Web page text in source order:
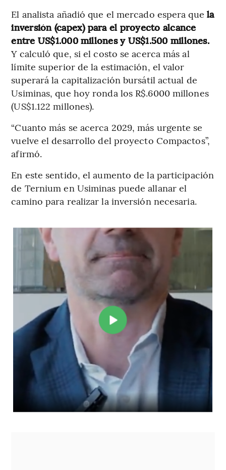
El analista añadió que el mercado espera que la
inversión (capex) para el proyecto alcance
entre US$1.000 millones y US$1.500 millones.
Y calculó que, si el costo se acerca más al
límite superior de la estimación, el valor
superará la capitalización bursátil actual de
Usiminas, que hoy ronda los R$.6000 millones
(US$1.122 millones).
“Cuanto más se acerca 2029, más urgente se
vuelve el desarrollo del proyecto Compactos”,
afirmó.
En este sentido, el aumento de la participación
de Ternium en Usiminas puede allanar el
camino para realizar la inversión necesaria.